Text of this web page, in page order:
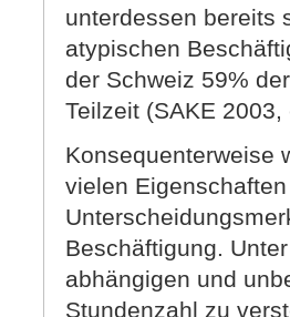
unterdessen bereits
atypischen
der Schweiz 59%
Teilzeit (SAKE
Konsequenterweise
vielen
Beschäftigung.
abhängigen und
Stundenzahl zu